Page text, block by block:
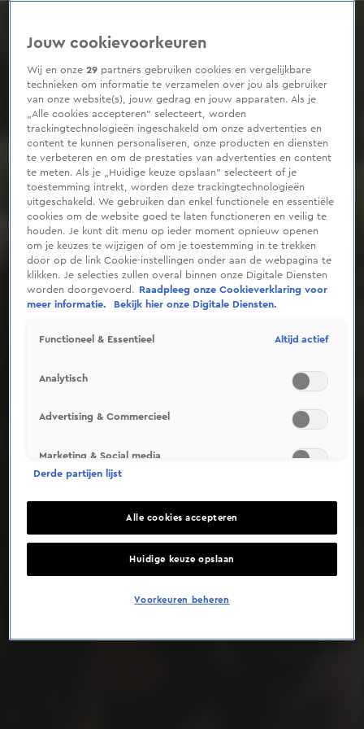
0
Deze video is niet beschikbaar op je huidige locatie
Jouw cookievoorkeuren
Wij en onze29 partners gebruiken cookies en vergelijkbare
technieken om informatie te verzamelen over jou als gebruiker
van onze website(s), jouw gedrag en jouw apparaten. Als je
„Alle cookies accepteren” selecteert, worden
trackingtechnologieën ingeschakeld om onze advertenties en
content te kunnen personaliseren, onze producten en diensten
te verbeteren en om de prestaties van advertenties en content
te meten. Als je „Huidige keuze opslaan” selecteert of je
toestemming intrekt, worden deze trackingtechnologieën
uitgeschakeld. We gebruiken dan enkel functionele en essentiële
cookies om de website goed te laten functioneren en veilig te
houden. Je kunt dit menu op ieder moment opnieuw openen
om je keuzes te wijzigen of om je toestemming in te trekken
door op de link Cookie-instellingen onder aan de webpagina te
klikken. Je selecties zullen overal binnen onze Digitale Diensten
worden doorgevoerd.
Raadpleeg onze Cookieverklaring voor
meer informatie.
Bekijk hier onze Digitale Diensten.
Functioneel & Essentieel Altijd actief
Analytisch
Advertising & Commercieel
Marketing & Social media
Derde partijen lijst
Alle cookies accepteren
Huidige keuze opslaan
Voorkeuren beheren